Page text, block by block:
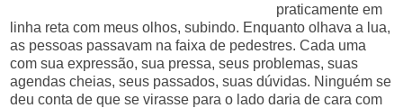
praticamente em
linha reta com meus olhos, subindo. Enquanto olhava a lua,
as pessoas passavam na faixa de pedestres. Cada uma
com sua expressão, sua pressa, seus problemas, suas
agendas cheias, seus passados, suas dúvidas. Ninguém se
deu conta de que se virasse para o lado daria de cara com